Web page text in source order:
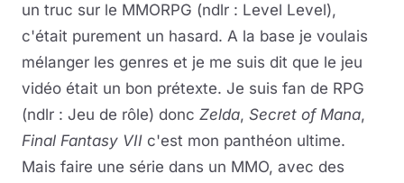
un truc sur le MMORPG (ndlr : Level Level),
c'était purement un hasard. A la base je voulais
mélanger les genres et je me suis dit que le jeu
vidéo était un bon prétexte. Je suis fan de RPG
(ndlr : Jeu de rôle) donc Zelda, Secret of Mana,
Final Fantasy VII c'est mon panthéon ultime.
Mais faire une série dans un MMO, avec des